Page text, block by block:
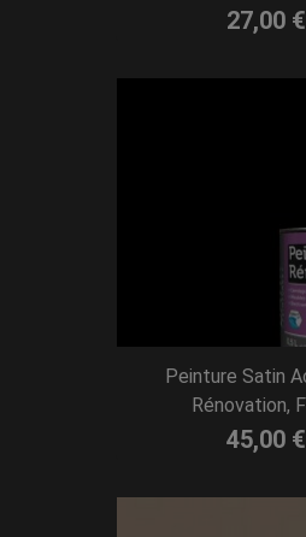
27,00 €
Peinture Satin
Rénovation,
45,00 €